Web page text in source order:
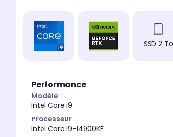
SSD 2 To
Performance
Modèle
Intel Core i9
Processeur
Intel Core i9-14900KF